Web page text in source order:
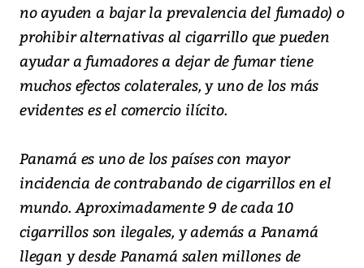
no ayuden a bajar la prevalencia del fumado) o
prohibir alternativas al cigarrillo que pueden
ayudar a fumadores a dejar de fumar tiene
muchos efectos colaterales, y uno de los más
evidentes es el comercio ilícito.
Panamá es uno de los países con mayor
incidencia de contrabando de cigarrillos en el
mundo. Aproximadamente 9 de cada 10
cigarrillos son ilegales, y además a Panamá
llegan y desde Panamá salen millones de